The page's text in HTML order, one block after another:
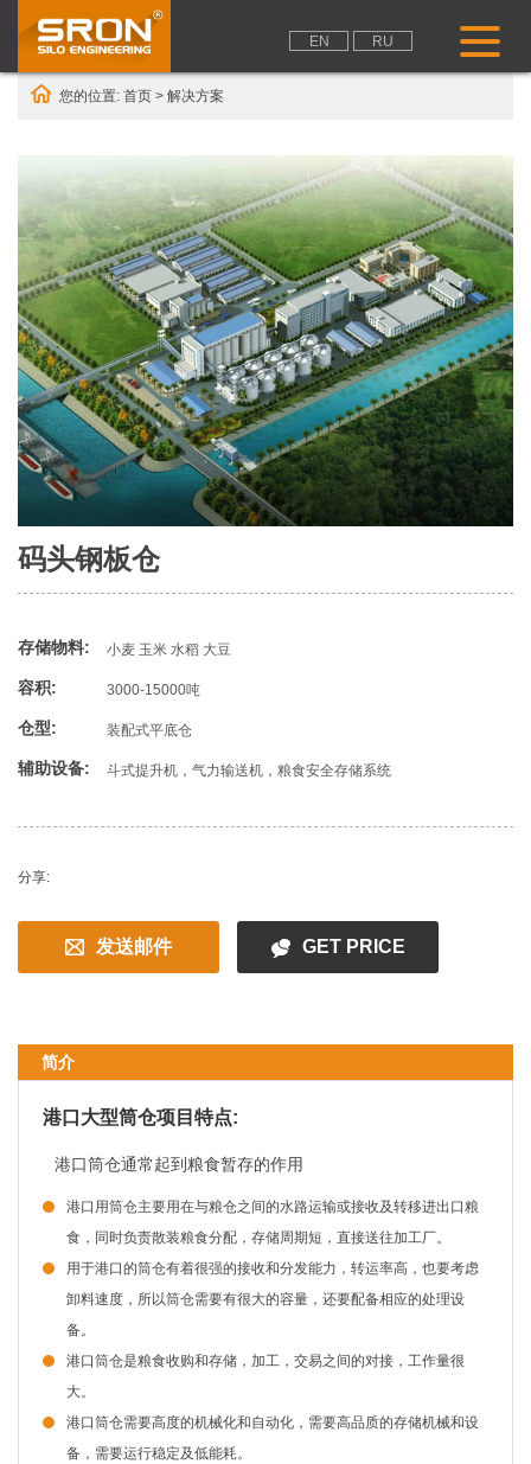
EN RU
您的位置: 首页 > 解决方案
码头钢板仓
存储物料: 小麦 玉米 水稻 大豆
容积: 3000-15000吨
仓型: 装配式平底仓
辅助设备: 斗式提升机，气力输送机，粮食安全存储系统
分享:
发送邮件 GET PRICE
简介
港口大型筒仓项目特点:
港口筒仓通常起到粮食暂存的作用
港口用筒仓主要用在与粮仓之间的水路运输或接收及转移进出口粮
食，同时负责散装粮食分配，存储周期短，直接送往加工厂。
用于港口的筒仓有着很强的接收和分发能力，转运率高，也要考虑
卸料速度，所以筒仓需要有很大的容量，还要配备相应的处理设
备。
港口筒仓是粮食收购和存储，加工，交易之间的对接，工作量很
大。
港口筒仓需要高度的机械化和自动化，需要高品质的存储机械和设
备，需要运行稳定及低能耗。